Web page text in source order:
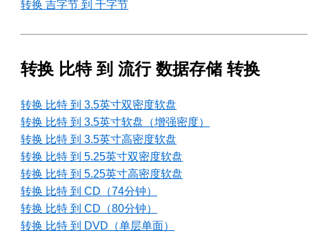
转换 吉字节 到 千字节
转换 比特 到 流行 数据存储 转换
转换 比特 到 3.5英寸双密度软盘
转换 比特 到 3.5英寸软盘（增强密度）
转换 比特 到 3.5英寸高密度软盘
转换 比特 到 5.25英寸双密度软盘
转换 比特 到 5.25英寸高密度软盘
转换 比特 到 CD（74分钟）
转换 比特 到 CD（80分钟）
转换 比特 到 DVD（单层单面）